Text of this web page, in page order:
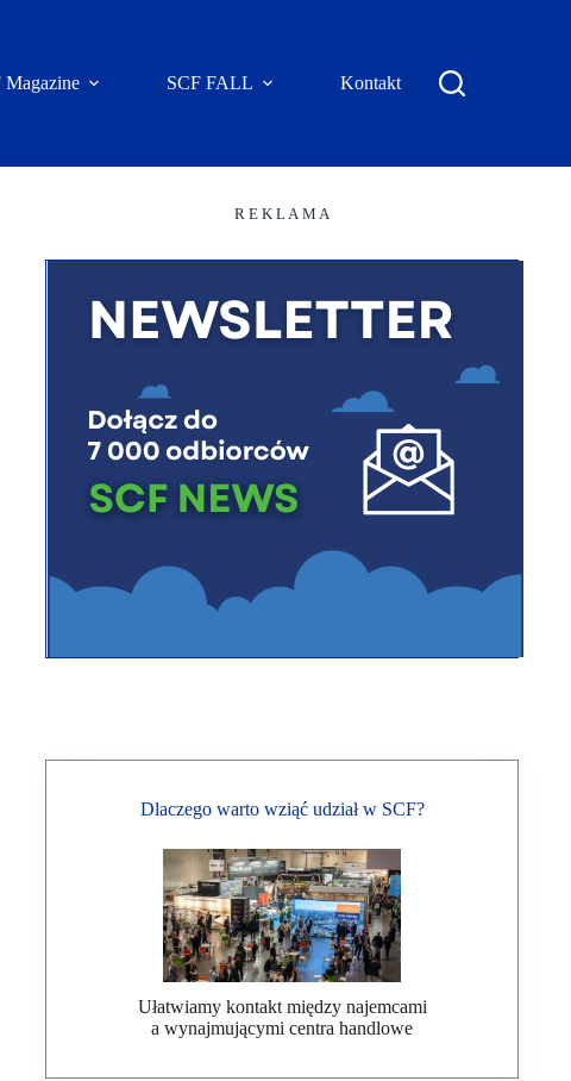
Magazine SCF FALL Kontakt
R E K L A M A
Dlaczego warto wziąć udział w SCF?
Ułatwiamy kontakt między najemcami
a wynajmującymi centra handlowe